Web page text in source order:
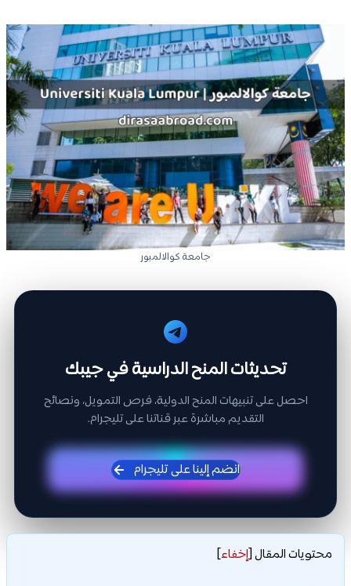
جامعة كوالالمبور
تحديثات المنح الدراسية في جيبك
احصل على تنبيهات المنح الدولية، فرص التمويل، ونصائح
التقديم مباشرة عبر قناتنا على تليجرام.
انضم إلينا على تليجرام
محتويات المقال[إخفاء]